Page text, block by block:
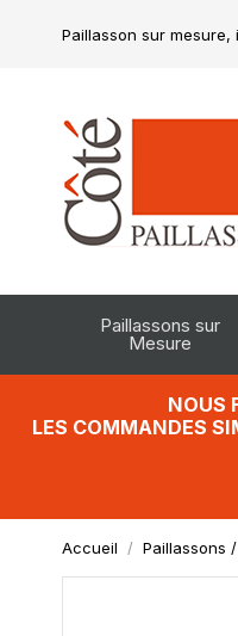
Paillasson sur
Paillassons sur
Mesure
NOUS
LES COMMANDES
Accueil Paillassons